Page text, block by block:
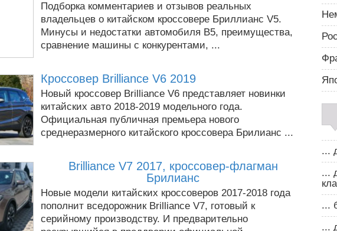
Подборка комментариев и отзывов реальных
владельцев о китайском кроссовере Бриллианс V5.
Минусы и недостатки автомобиля В5, преимущества,
сравнение машины с конкурентами, ...
Кроссовер Brilliance V6 2019
Новый кроссовер Brilliance V6 представляет новинки
китайских авто 2018-2019 модельного года.
Официальная публичная премьера нового
среднеразмерного китайского кроссовера Брилианс ...
Brilliance V7 2017, кроссовер-флагман
Брилианс
Новые модели китайских кроссоверов 2017-2018 года
пополнит вседорожник Brilliance V7, готовый к
серийному производству. И предварительно
...
...
...
...